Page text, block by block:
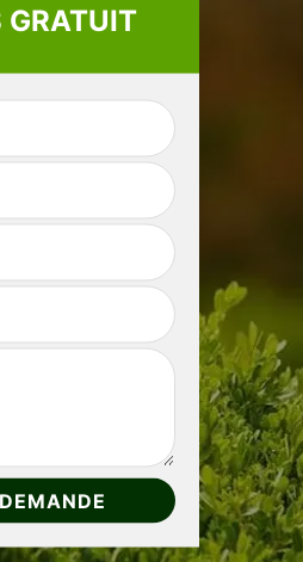
46
Jardinier taille
GRATUIT